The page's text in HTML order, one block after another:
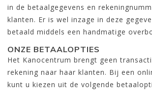
in de betaalgegevens en
klanten. Er is wel inzage in deze
betaald middels een handmatige
ONZE BETAALOPTIES
Het Kanocentrum brengt geen
rekening naar haar klanten. Bij een
kunt u kiezen uit de volgende